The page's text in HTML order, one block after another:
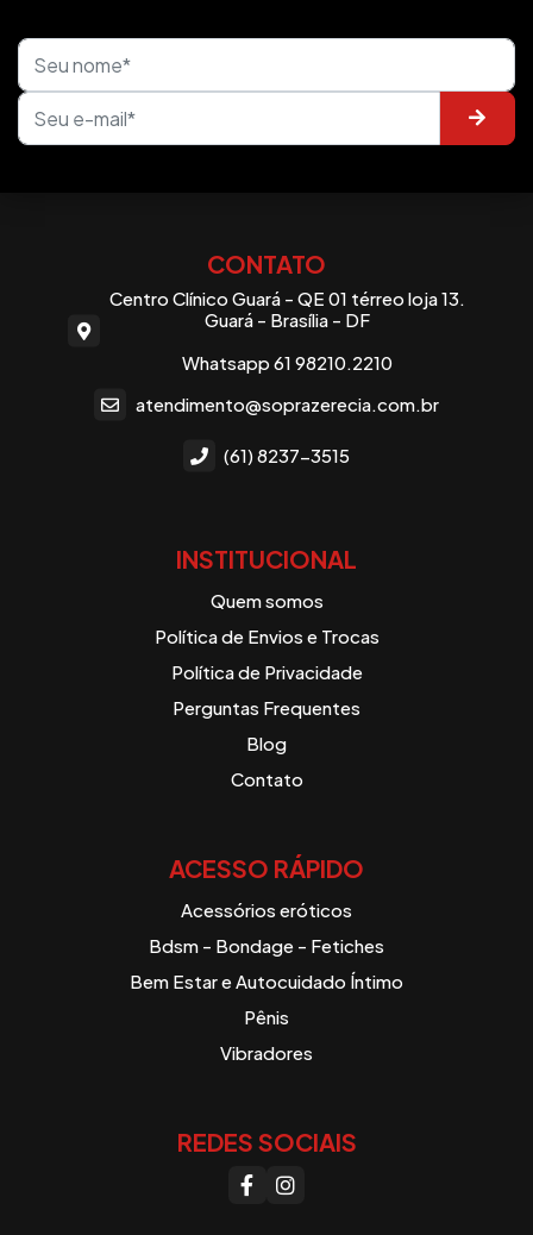
CONTATO
Centro Clínico Guará - QE 01 térreo loja 13.
Guará - Brasília - DF
Whatsapp 61 98210.2210
atendimento@soprazerecia.com.br
(61) 8237-3515
INSTITUCIONAL
Quem somos
Política de Envios e Trocas
Política de Privacidade
Perguntas Frequentes
Blog
Contato
ACESSO RÁPIDO
Acessórios eróticos
Bdsm - Bondage - Fetiches
Bem Estar e Autocuidado Íntimo
Pênis
Vibradores
REDES SOCIAIS